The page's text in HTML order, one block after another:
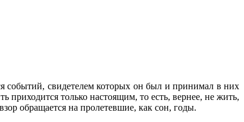
собы­тий, свидетелем которых он был и принимал в них
приходится только настоящим, то есть, вернее, не жить,
обращается на пролетевшие, как сон, годы.